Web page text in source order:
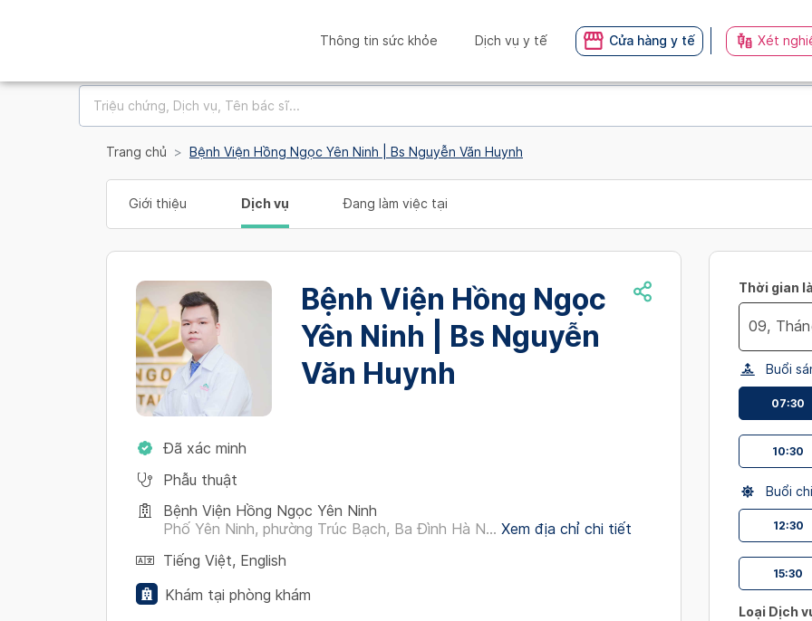
Thông tin sức khỏe Dịch vụ y tế Cửa hàng y tế Xét
Trang chủ Bệnh Viện Hồng Ngọc Yên Ninh | Bs Nguyễn Văn Huynh
Giới thiệu Dịch vụ Đang làm việc tại
Bệnh Viện Hồng Ngọc
Yên Ninh | Bs Nguyễn
Văn Huynh
Đã xác minh
Phẫu thuật
Bệnh Viện Hồng Ngọc Yên Ninh
Phố Yên Ninh, phường Trúc Bạch, Ba Đình Hà N... Xem địa chỉ chi tiết
Tiếng Việt, English
Khám tại phòng khám
Thời gian
Navigate
forward
interact
with
calendar
and
select
a
date.
Press
the
Buổi
07:30
10:30
Buổi
12:30
15:30
Loại Dịch